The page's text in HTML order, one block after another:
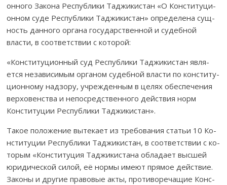
онного За­кона Республики Таджикистан «О Консти­ту­ци­
онном суде Республики Тад­жикистан» опре­делена сущ­
ность данного органа государственной и судеб­ной
власти, в со­­ответствии с которой:
«Конституционный суд Республики Таджикистан яв­ля­­
ется незави­симым органом судебной власти по кон­ст­и­ту­
ционному надзору, учреж­денным в целях обеспечения
вер­ховенства и непосредственного действия норм
Консти­ту­ции Республики Таджикистан».
Такое положение вытекает из требования статьи 10 Ко­
н­­с­­титуции Республики Таджикистан, в соответствии с ко­­­
торым «Конституция Тад­жи­кистана обладает высшей
юри­дической силой, её нормы имеют пря­мое действие.
За­ко­­ны и другие правовые акты, противоречащие Конс­